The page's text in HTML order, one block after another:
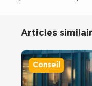
Articles
Conseil